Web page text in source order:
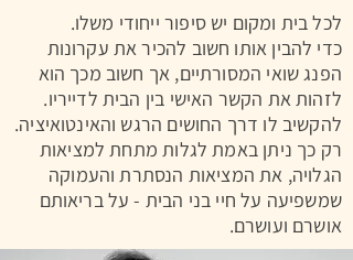
לכל בית ומקום יש סיפור ייחודי משלו.
כדי להבין אותו חשוב להכיר את עקרונות
הפנג שואי המסורתיים, אך חשוב מכך הוא
לזהות את הקשר האישי בין הבית לדייריו.
להקשיב לו דרך החושים הרגש והאינטואיציה.
רק כך ניתן באמת לגלות מתחת למציאות
הגלויה, את המציאות הנסתרת והעמוקה
שמשפיעה על חיי בני הבית - על בריאותם
אושרם ועושרם.